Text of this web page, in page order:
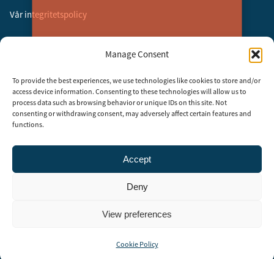
Manage Consent
To provide the best experiences, we use technologies like cookies to store and/or
access device information. Consenting to these technologies will allow us to
process data such as browsing behavior or unique IDs on this site. Not
consenting or withdrawing consent, may adversely affect certain features and
functions.
Accept
Deny
View preferences
Cookie Policy
Vår integritetspolicy
Instagram
LinkedIn
Säkerhet år 2003 för att stimulera, utveckla och informera om
branschens ledande företag och organisationer. Rådet träffas tre till
fyra gånger per år och diskuterar aktuella säkerhetsfrågor.